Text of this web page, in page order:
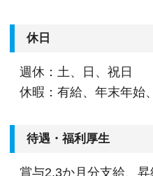
休日
週休：土、日、祝日
休暇：有給、年末年始
待遇・福利厚生
賞与2.3か月分支給、